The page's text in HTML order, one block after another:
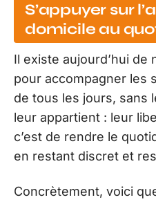
S’appuyer sur
domicile au
Il existe aujourd’hui de
pour accompagner les
de tous les jours, sans
leur appartient : leur
c’est de rendre le
en restant discret et
Concrètement, voici